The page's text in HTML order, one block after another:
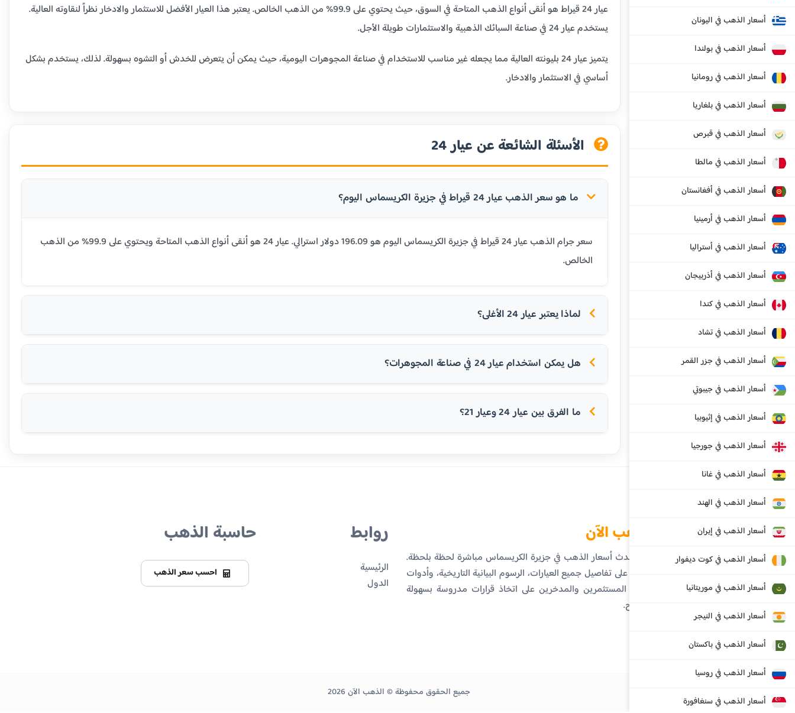
أسعار الذهب في اليونان
أسعار الذهب في بولندا
أسعار الذهب في رومانيا
أسعار الذهب في بلغاريا
أسعار الذهب في قبرص
أسعار الذهب في مالطا
أسعار الذهب في أفغانستان
أسعار الذهب في أرمينيا
أسعار الذهب في أستراليا
أسعار الذهب في أذربيجان
أسعار الذهب في كندا
أسعار الذهب في تشاد
أسعار الذهب في جزر القمر
أسعار الذهب في جيبوتي
أسعار الذهب في إثيوبيا
أسعار الذهب في جورجيا
أسعار الذهب في غانا
أسعار الذهب في الهند
أسعار الذهب في إيران
أسعار الذهب في كوت ديفوار
أسعار الذهب في موريتانيا
أسعار الذهب في النيجر
أسعار الذهب في باكستان
أسعار الذهب في روسيا
أسعار الذهب في سنغافورة
عيار 24 قيراط هو أنقى أنواع الذهب المتاحة في السوق، حيث يحتوي على 99.9% من الذهب الخالص. يعتبر هذا العيار الأفضل للاستثمار والادخار نظراً لنقاوته العالية.
يستخدم عيار 24 في صناعة السبائك الذهبية والاستثمارات طويلة الأجل.
يتميز عيار 24 بليونته العالية مما يجعله غير مناسب للاستخدام في صناعة المجوهرات اليومية، حيث يمكن أن يتعرض للخدش أو التشوه بسهولة. لذلك، يستخدم بشكل
أساسي في الاستثمار والادخار.
الأسئلة الشائعة عن عيار 24
ما هو سعر الذهب عيار 24 قيراط في جزيرة الكريسماس اليوم؟
سعر جرام الذهب عيار 24 قيراط في جزيرة الكريسماس اليوم هو 196.09 دولار استرالي. عيار 24 هو أنقى أنواع الذهب المتاحة ويحتوي على 99.9% من الذهب
الخالص.
لماذا يعتبر عيار 24 الأغلى؟
هل يمكن استخدام عيار 24 في صناعة المجوهرات؟
ما الفرق بين عيار 24 وعيار 21؟
الذهب الآن
تابع أحدث أسعار الذهب في جزيرة الكريسماس مباشرة لحظة بلحظة.
احصل على تفاصيل جميع العيارات، الرسوم البيانية التاريخية، وأدوات
تساعد المستثمرين والمدخرين على اتخاذ قرارات مدروسة بسهولة
ووضوح.
روابط
الرئيسية
الدول
حاسبة الذهب
احسب سعر الذهب
جميع الحقوق محفوظة © الذهب الآن 2026